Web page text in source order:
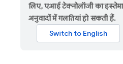
लिए, एआई टेक्नोलॉजी का
अनुवादों में गलतियां हो सकती हैं.